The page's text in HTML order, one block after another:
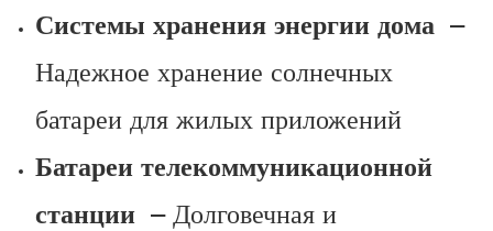
Системы хранения энергии дома –
Надежное хранение солнечных
батареи для жилых приложений
Батареи телекоммуникационной
станции – Долговечная и